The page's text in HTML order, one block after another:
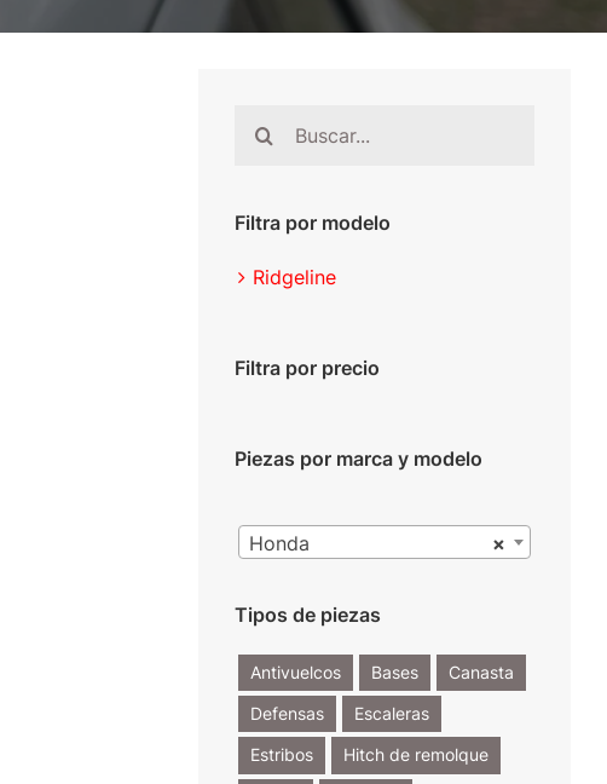
Buscar:
Filtra por modelo
Ridgeline
Filtra por precio
Piezas por marca y modelo
×
Honda
Tipos de piezas
Antivuelcos Bases Canasta
Defensas Escaleras
Estribos Hitch de remolque